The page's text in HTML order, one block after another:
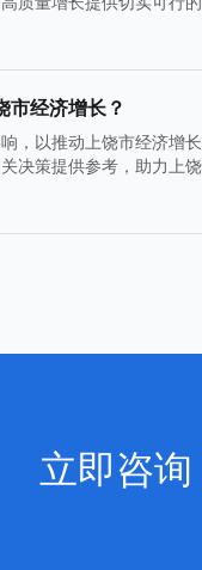
市经济增长？
，以推动上饶市经济增
决策提供参考，助力上
立即咨